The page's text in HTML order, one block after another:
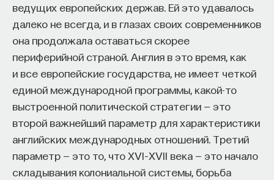
ведущих европейских держав. Ей это удавалось
далеко не всегда, и в глазах своих современников
она продолжала оставаться скорее
периферийной страной. Англия в это время, как
и все европейские государства, не имеет четкой
единой международной программы, какой-то
выстроенной политической стратегии — это
второй важнейший параметр для характеристики
английских международных отношений. Третий
параметр — это то, что XVI–XVII века — это начало
складывания колониальной системы, борьба
вещества, которые управляют нами»
Пройдя этот курс, вы научитесь:
— Ориентироваться в общих принципах
работы нашего организма
— Разбираться в биохимических процессах
мозга